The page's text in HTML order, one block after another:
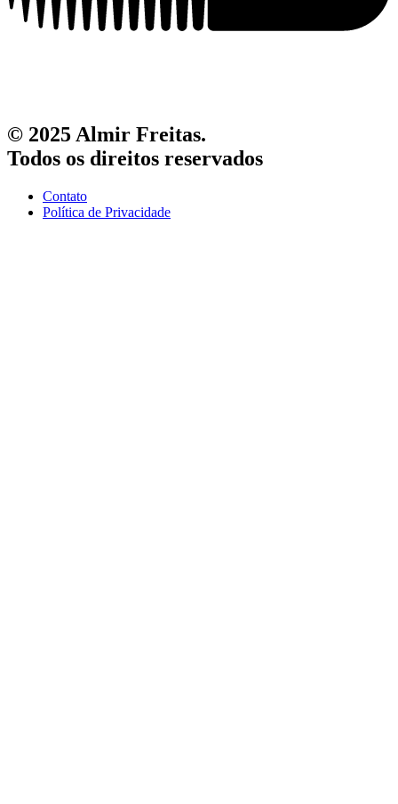
© 2025 Almir Freitas.
Todos os direitos reservados
Contato
Política de Privacidade